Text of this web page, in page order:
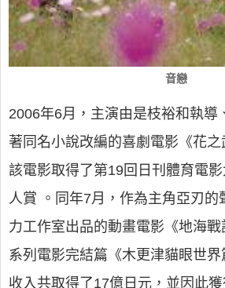
音戀
2006年6月，主演由是枝裕和執導
著同名小說改編的喜劇電影《花
該電影取得了第19回日刊體育電
人賞 。同年7月，作為主角亞刃的
力工作室出品的動畫電影《地海
系列電影完結篇《木更津貓眼世
收入共取得了17億日元，並因此